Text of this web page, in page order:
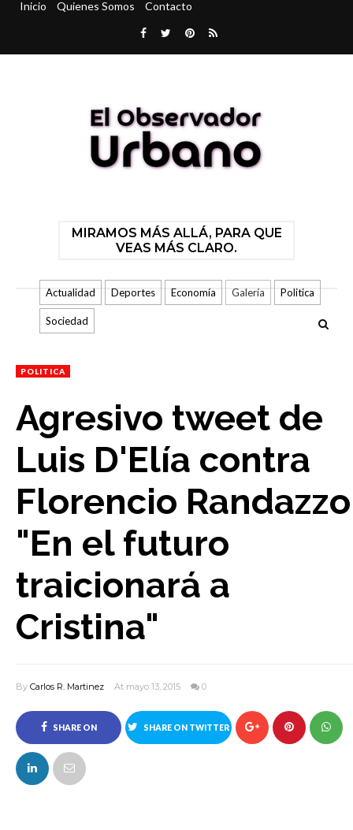
Inicio Quienes Somos Contacto
MIRAMOS MÁS ALLÁ, PARA QUE
VEAS MÁS CLARO.
Actualidad Deportes Economía Galería Politica
Sociedad
POLITICA
Agresivo tweet de
Luis D'Elía contra
Florencio
"En el futuro
traicionará a
Cristina"
By Carlos R. Martinez At mayo 13, 2015 0
SHARE ON
FACEBOOK
SHARE ON TWITTER